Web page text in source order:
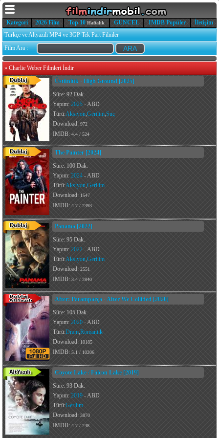
Kategori 2026 Film Top 10 Haftalık GÜNCEL IMDB Popüler
İletişim
Türkçe ve Altyazılı MP4 ve 3GP Tek Part Filmler
Film Ara :
» Charlie Weber Filmleri İndir
Üstünlük - High Ground [2025]
Süre: 92 Dak.
Yapım: 2025 - ABD
Türü:Aksiyon,Gerilim,Suç
Download: 972
IMDB: 4.4 / 524
The Painter [2024]
Süre: 100 Dak.
Yapım: 2024 - ABD
Türü:Aksiyon,Gerilim
Download: 1547
IMDB: 4.7 / 2393
Panama [2022]
Süre: 95 Dak.
Yapım: 2022 - ABD
Türü:Aksiyon,Gerilim
Download: 2551
IMDB: 3.4 / 2840
After: Paramparça - After We Collided [2020]
Süre: 105 Dak.
Yapım: 2020 - ABD
Türü:Dram,Romantik
Download: 10185
IMDB: 5.1 / 10206
Coyote Lake / Falcon Lake [2019]
Süre: 93 Dak.
Yapım: 2019 - ABD
Türü:Gerilim
Download: 3870
IMDB: 4.7 / 248